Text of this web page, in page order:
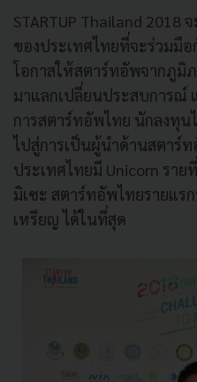
STARTUP Thailand 2018
ของประเทศไทยที่จะร่วมมื
โอกาสให้สตาร์ทอัพจากภูมิภ
มาแลกเปลี่ยนประสบการณ์
การสตาร์ทอัพไทย นักลงทุน
ไปสู่การเป็นผู้นำด้านสตาร์
ประเทศไทยมี Unicorn ราย
มิเซะ สตาร์ทอัพไทยรายแร
เหรียญ ได้ในที่สุด